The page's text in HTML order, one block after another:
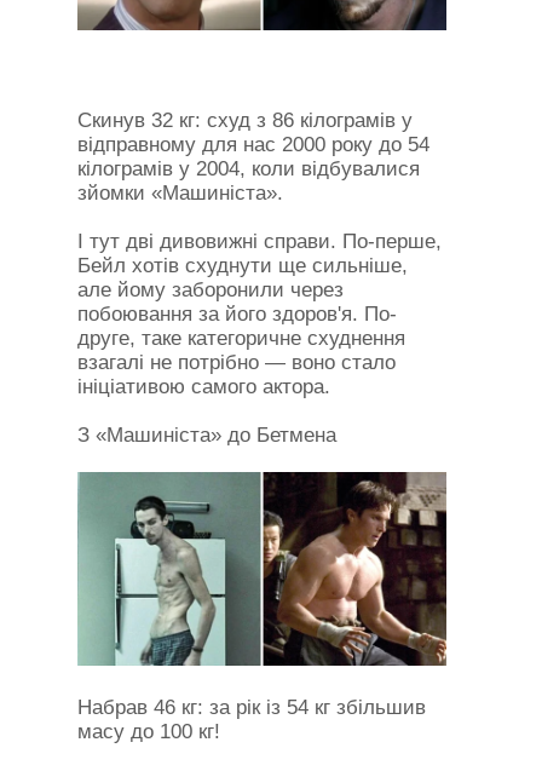
Скинув 32 кг: схуд з 86 кілограмів у
відправному для нас 2000 року до 54
кілограмів у 2004, коли відбувалися
зйомки «Машиніста».
І тут дві дивовижні справи. По-перше,
Бейл хотів схуднути ще сильніше,
але йому заборонили через
побоювання за його здоров'я. По-
друге, таке категоричне схуднення
взагалі не потрібно — воно стало
ініціативою самого актора.
З «Машиніста» до Бетмена
Набрав 46 кг: за рік із 54 кг збільшив
масу до 100 кг!